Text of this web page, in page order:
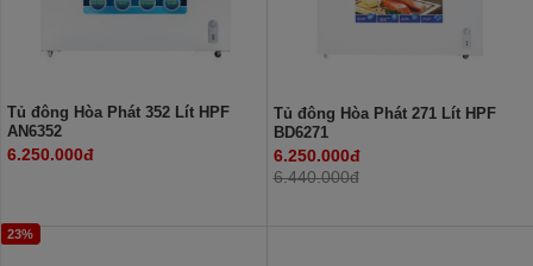
Tủ đông Hòa Phát 352 Lít HPF
AN6352
6.250.000đ
Tủ đông Hòa Phát 271 Lít HPF
BD6271
6.250.000đ
6.440.000đ
23%